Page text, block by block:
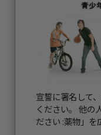
宣誓に署名して
ください。 他の
ださい :薬物」を